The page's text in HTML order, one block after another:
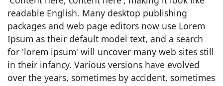
readable English. Many desktop publishing
packages and web page editors now use Lorem
Ipsum as their default model text, and a search
for 'lorem ipsum' will uncover many web sites still
in their infancy. Various versions have evolved
over the years, sometimes by accident, sometimes